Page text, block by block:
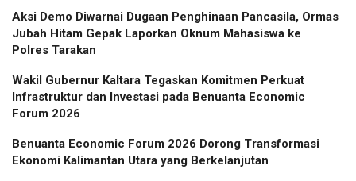
Aksi Demo Diwarnai Dugaan Penghinaan Pancasila, Ormas
Jubah Hitam Gepak Laporkan Oknum Mahasiswa ke
Polres Tarakan
Wakil Gubernur Kaltara Tegaskan Komitmen Perkuat
Infrastruktur dan Investasi pada Benuanta Economic
Forum 2026
Benuanta Economic Forum 2026 Dorong Transformasi
Ekonomi Kalimantan Utara yang Berkelanjutan